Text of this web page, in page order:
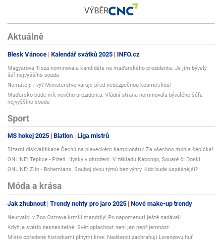
VÝBĚR
Aktuálně
Blesk Vánoce Kalendář svátků 2025 INFO.cz
Magyarova Tisza nominovala kandidáta na maďarského prezidenta. Je jím bývalý
šéf nejvyššího soudu
Nemáte ji i vy? Ministerstvo varuje před nebezpečnou kosmetikou!
Maďarsko bude mít nového prezidenta: Vládní strana nominovala bývalého šéfa
nejvyššího soudu
Sport
MS hokej 2025 Biatlon Liga mistrů
Bizarní diskvalifikace Čechů na plaveckém šampionátu: Za všechno mohla čepička!
ONLINE: Teplice - Plzeň. Hyský v ohrožení. V základu Kabongo, Souaré či Doski
ONLINE: Zlín - Bohemians. Souboj dvou týmů bez výhry. Kdo bude úspěšnější?
Móda a krása
Jak zhubnout Trendy nehty pro jaro 2025 Nové make-up trendy
Neurvalci v Zoo Ostrava krmili mandrily! Po napomenutí ještě nadávali
Když je světlo nesnesitelné: Světloplachost není jen nepříjemnost
Místo opředené historkami plnými krve: Nadšenci zachraňují Lorenzovu huť